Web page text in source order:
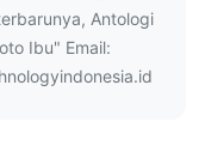
Antologi
Ibu" Email: